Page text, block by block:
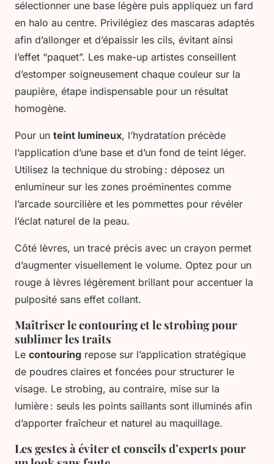
sélectionner une base légère puis appliquez un fard
en halo au centre. Privilégiez des mascaras adaptés
afin d’allonger et d’épaissir les cils, évitant ainsi
l’effet “paquet”. Les make-up artistes conseillent
d’estomper soigneusement chaque couleur sur la
paupière, étape indispensable pour un résultat
homogène.
Pour un teint lumineux, l’hydratation précède
l’application d’une base et d’un fond de teint léger.
Utilisez la technique du strobing : déposez un
enlumineur sur les zones proéminentes comme
l’arcade sourcilière et les pommettes pour révéler
l’éclat naturel de la peau.
Côté lèvres, un tracé précis avec un crayon permet
d’augmenter visuellement le volume. Optez pour un
rouge à lèvres légèrement brillant pour accentuer la
pulposité sans effet collant.
Maîtriser le contouring et le strobing pour
sublimer les traits
Le contouring repose sur l’application stratégique
de poudres claires et foncées pour structurer le
visage. Le strobing, au contraire, mise sur la
lumière : seuls les points saillants sont illuminés afin
d’apporter fraîcheur et naturel au maquillage.
Les gestes à éviter et conseils d’experts pour